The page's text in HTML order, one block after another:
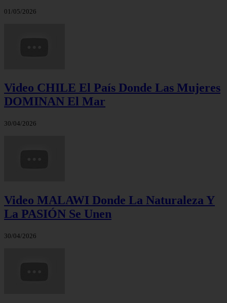
01/05/2026
Video CHILE El País Donde Las Mujeres
DOMINAN El Mar
30/04/2026
Video MALAWI Donde La Naturaleza Y
La PASIÓN Se Unen
30/04/2026